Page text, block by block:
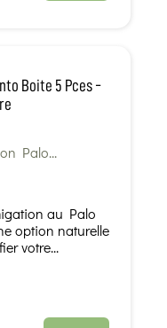
Boite 5 Pces -
au Palo
option naturelle
votre...